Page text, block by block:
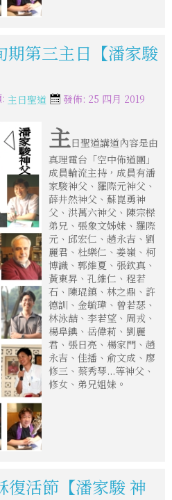
期第三主日【潘家駿
主日聖道
發佈: 25 四月 2019
主日聖道講道內容是由
真理電台「空中佈道團」
成員輪流主持，成員有潘
家駿神父、羅際元神父、
薛井然神父、蘇崑勇神
父、洪萬六神父、陳宗樑
弟兄、張象文姊妹、羅際
元、邱宏仁、趙永吉、劉
麗君、杜樂仁、姜嶺、柯
博識、郭維夏、張欽真、
黃東昇、孔維仁、程若
石、陳琨鎮、林之鼎、許
德訓、金毓瑋、曾若瑟、
林泳喆、李若望、周戎、
楊阜錪、岳偉莉、劉麗
君、張日亮、楊家門、趙
永吉、佳播、俞文成、廖
修三、蔡秀琴...等神父、
修女、弟兄姐妹。
復活節【潘家駿 神